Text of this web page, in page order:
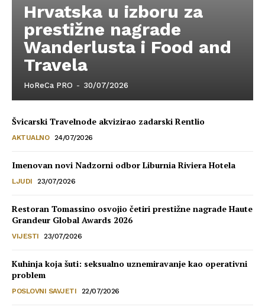
Hrvatska u izboru za
prestižne nagrade
Wanderlusta i Food and
Travela
HoReCa PRO - 30/07/2026
Švicarski Travelnode akvizirao zadarski Rentlio
AKTUALNO 24/07/2026
Imenovan novi Nadzorni odbor Liburnia Riviera Hotela
LJUDI 23/07/2026
Restoran Tomassino osvojio četiri prestižne nagrade Haute
Grandeur Global Awards 2026
VIJESTI 23/07/2026
Kuhinja koja šuti: seksualno uznemiravanje kao operativni
problem
POSLOVNI SAVJETI 22/07/2026